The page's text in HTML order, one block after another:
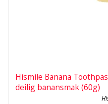
Hismile Banana
deilig banansmak (60g)